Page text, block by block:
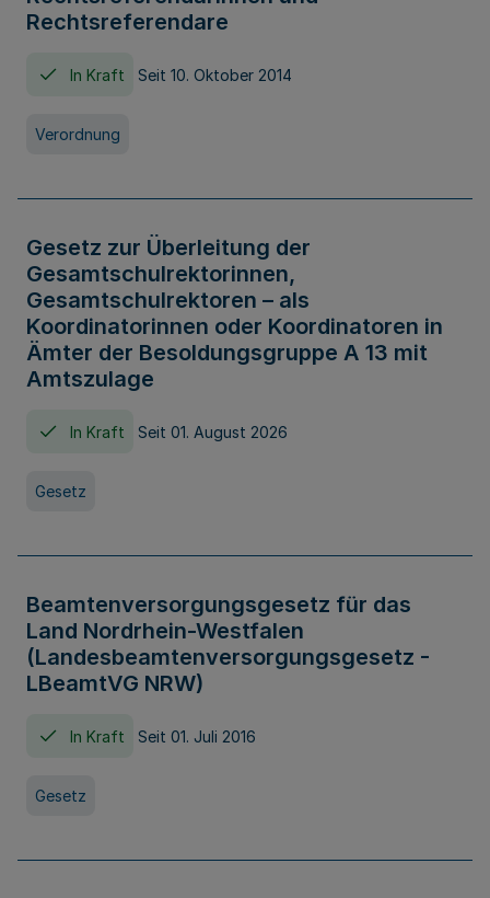
Rechtsreferendare
In Kraft Seit 10. Oktober 2014
Verordnung
Gesetz zur Überleitung der
Gesamtschulrektorinnen,
Gesamtschulrektoren – als
Koordinatorinnen oder Koordinatoren in
Ämter der Besoldungsgruppe A 13 mit
Amtszulage
In Kraft Seit 01. August 2026
Gesetz
Beamtenversorgungsgesetz für das
Land Nordrhein-Westfalen
(Landesbeamtenversorgungsgesetz -
LBeamtVG NRW)
In Kraft Seit 01. Juli 2016
Gesetz